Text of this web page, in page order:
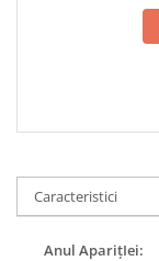
Caracteristici
Anul AparițIei: